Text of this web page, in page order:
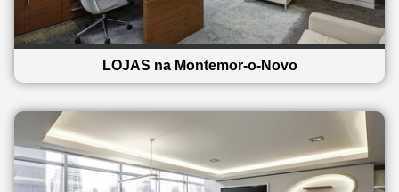
LOJAS na Montemor-o-Novo